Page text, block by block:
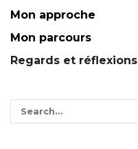
Mon approche
Mon parcours
Regards et réflexions